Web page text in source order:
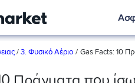
/ 3. Φυσικό Αέριο / Gas Facts: 10